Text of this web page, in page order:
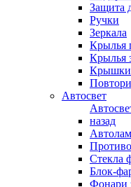
Защита
Ручки
Зеркала
Крылья
Крылья
Крышки
Автосвет
назад
Стекла
Блок-
Фонари